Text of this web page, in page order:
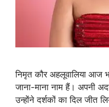
निमृत कौर अहलूवालिया आज
जाना-माना नाम हैं। अपनी
उन्होंने दर्शकों का दिल जीत